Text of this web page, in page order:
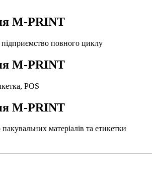
M-PRINT
підприємство повного циклу
M-PRINT
POS
M-PRINT
матеріалів та етикетки